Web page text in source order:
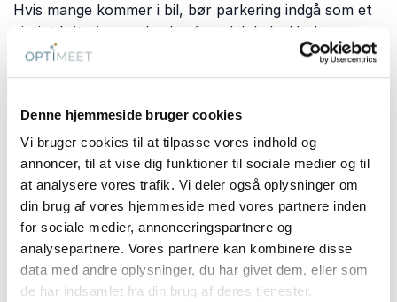
Denne hjemmeside bruger cookies
Vi bruger cookies til at tilpasse vores indhold og
annoncer, til at vise dig funktioner til sociale medier og til
at analysere vores trafik. Vi deler også oplysninger om
din brug af vores hjemmeside med vores partnere inden
for sociale medier, annonceringspartnere og
analysepartnere. Vores partnere kan kombinere disse
data med andre oplysninger, du har givet dem, eller som
de har indsamlet fra din brug af deres tjenester.
Hvis mange kommer i bil, bør parkering indgå som et
vigtigt kriterium ved valg af mødelokale. Undersøg om
parkeringspladserne er gratis, tidsbegrænsede eller
kræver registrering. Ved flerdagesmøder kan det også
eller overnatningsmuligheder.
Praktiske spørgsmål
Hvor tidligt bør du forespørge
mødelokale i Randers?